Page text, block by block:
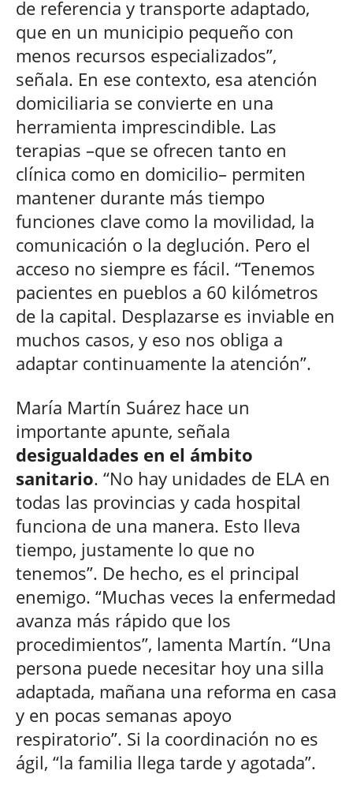
de referencia y transporte adaptado,
que en un municipio pequeño con
menos recursos especializados”,
señala. En ese contexto, esa atención
domiciliaria se convierte en una
herramienta imprescindible. Las
terapias –que se ofrecen tanto en
clínica como en domicilio– permiten
mantener durante más tiempo
funciones clave como la movilidad, la
comunicación o la deglución. Pero el
acceso no siempre es fácil. “Tenemos
pacientes en pueblos a 60 kilómetros
de la capital. Desplazarse es inviable en
muchos casos, y eso nos obliga a
adaptar continuamente la atención”.
María Martín Suárez hace un
importante apunte, señala
desigualdades en el ámbito
sanitario. “No hay unidades de ELA en
todas las provincias y cada hospital
funciona de una manera. Esto lleva
tiempo, justamente lo que no
tenemos”. De hecho, es el principal
enemigo. “Muchas veces la enfermedad
avanza más rápido que los
procedimientos”, lamenta Martín. “Una
persona puede necesitar hoy una silla
adaptada, mañana una reforma en casa
y en pocas semanas apoyo
respiratorio”. Si la coordinación no es
ágil, “la familia llega tarde y agotada”.